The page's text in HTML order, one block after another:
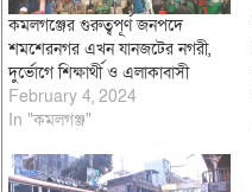
কমলগঞ্জের গুরুত্বপূর্ণ জনপদে
শমশেরনগর এখন যানজটের নগরী,
দুর্ভোগে শিক্ষার্থী ও এলাকাবাসী
February 4, 2024
In "কমলগঞ্জ"